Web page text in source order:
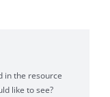
in the resource
like to see?